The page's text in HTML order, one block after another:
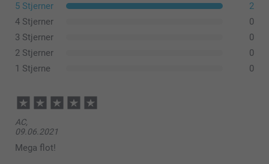
5 Stjerner
2
4 Stjerner
0
3 Stjerner
0
2 Stjerner
0
1 Stjerne
0
AC,
09.06.2021
Mega flot!